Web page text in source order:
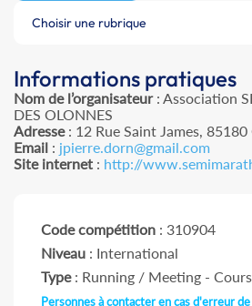
Choisir une rubrique
Informations pratiques
Nom de l’organisateur: Association
DES OLONNES
Adresse: 12 Rue Saint James,
Email : jpierre.dorn@gmail.com
Site internet : http://
Code compétition : 310904
Niveau : International
Type: Running / Meeting -
Personnes à contacter en cas d'erreur